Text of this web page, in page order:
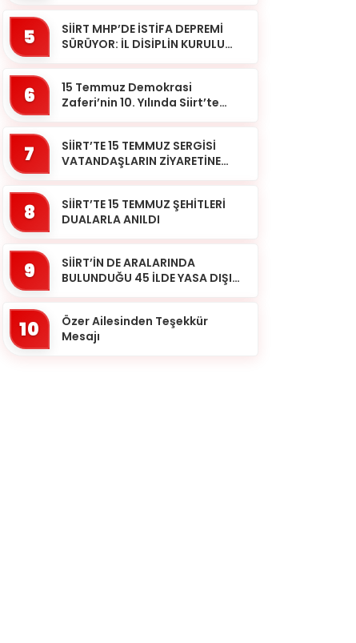
5
SİİRT MHP’DE İSTİFA DEPREMİ
SÜRÜYOR: İL DİSİPLİN KURULU
6
15 Temmuz Demokrasi
Zaferi’nin 10. Yılında Siirt’te
7
SİİRT’TE 15 TEMMUZ SERGİSİ
VATANDAŞLARIN ZİYARETİNE
8
SİİRT’TE 15 TEMMUZ ŞEHİTLERİ
DUALARLA ANILDI
9
SİİRT’İN DE ARALARINDA
BULUNDUĞU 45 İLDE YASA DIŞI
10
Özer Ailesinden Teşekkür
Mesajı